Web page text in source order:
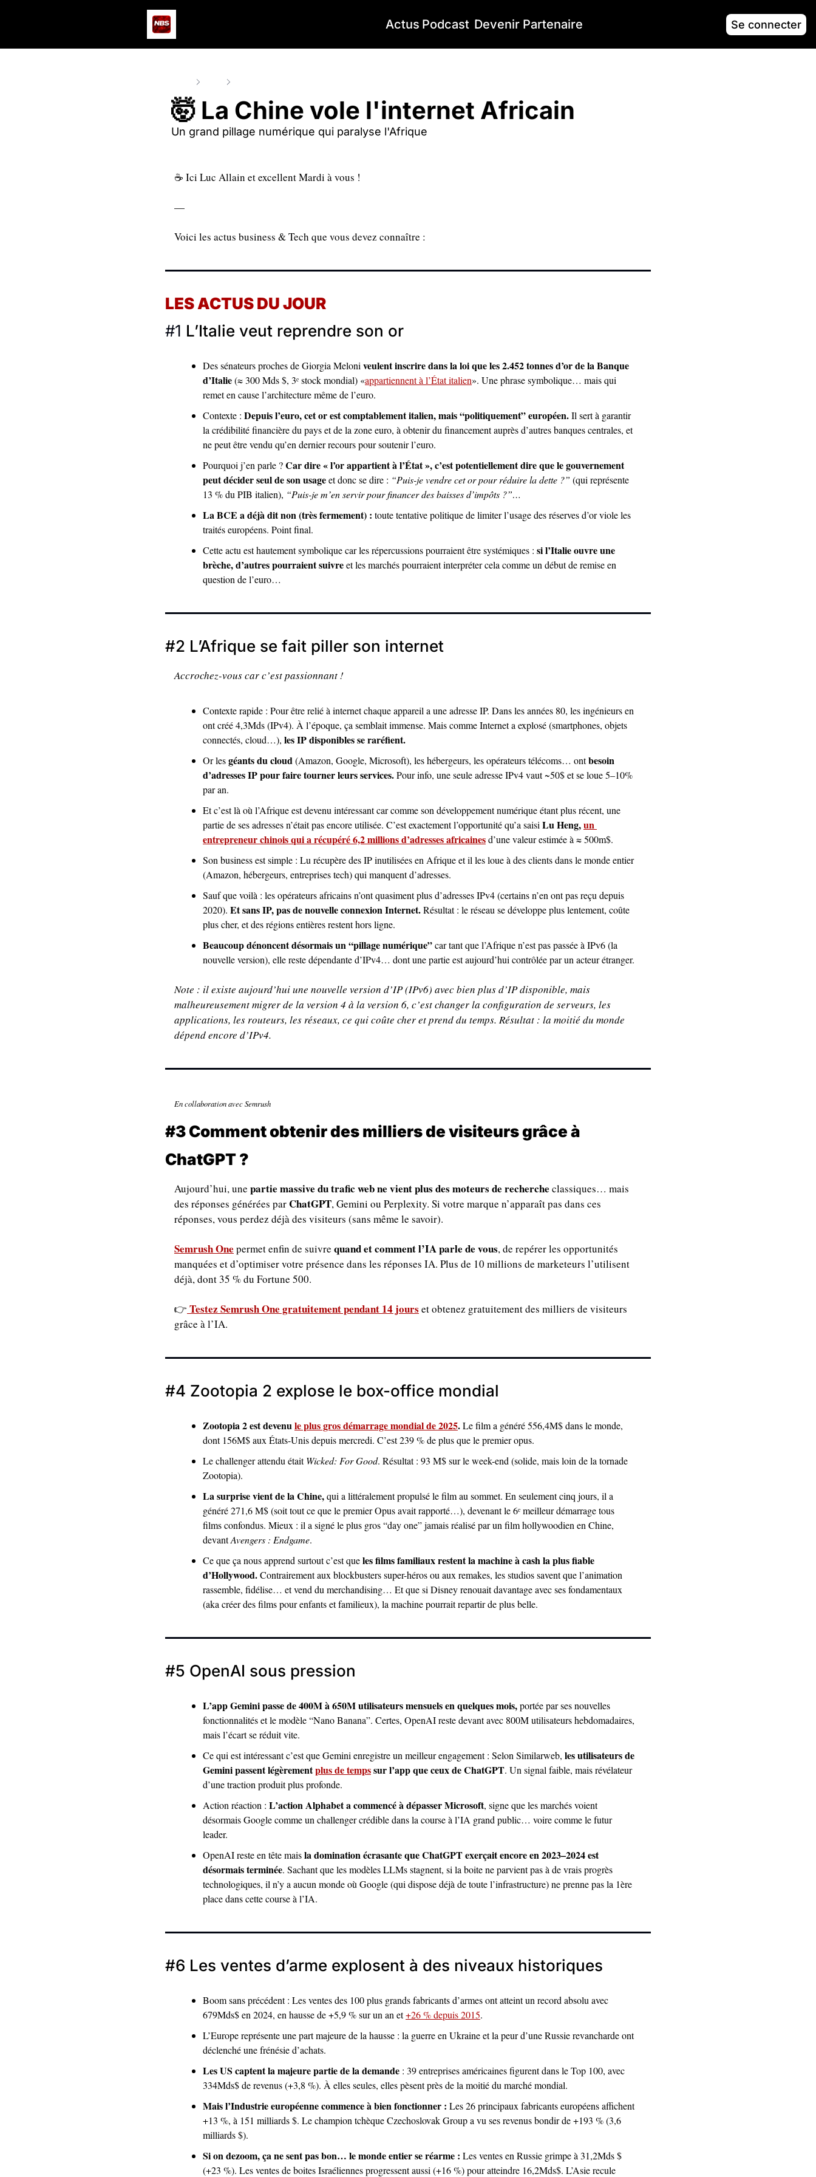
Actus Podcast Devenir Partenaire Se connecter
🤯 La Chine vole l'internet Africain
Un grand pillage numérique qui paralyse l'Afrique
☕ Ici Luc Allain et excellent Mardi à vous !
—
Voici les actus business & Tech que vous devez connaître :
LES ACTUS DU JOUR
#1 L’Italie veut reprendre son or
Des sénateurs proches de Giorgia Meloni veulent inscrire dans la loi que les 2.452 tonnes d’or de la Banque
d’Italie (≈ 300 Mds $, 3ᵉ stock mondial) «appartiennent à l’État italien». Une phrase symbolique… mais qui
remet en cause l’architecture même de l’euro.
Contexte : Depuis l’euro, cet or est comptablement italien, mais “politiquement” européen. Il sert à garantir
la crédibilité financière du pays et de la zone euro, à obtenir du financement auprès d’autres banques centrales, et
ne peut être vendu qu’en dernier recours pour soutenir l’euro.
Pourquoi j’en parle ? Car dire « l’or appartient à l’État », c’est potentiellement dire que le gouvernement
peut décider seul de son usage et donc se dire : “Puis-je vendre cet or pour réduire la dette ?” (qui représente
13 % du PIB italien), “Puis-je m’en servir pour financer des baisses d’impôts ?”…
La BCE a déjà dit non (très fermement) : toute tentative politique de limiter l’usage des réserves d’or viole les
traités européens. Point final.
Cette actu est hautement symbolique car les répercussions pourraient être systémiques : si l’Italie ouvre une
brèche, d’autres pourraient suivre et les marchés pourraient interpréter cela comme un début de remise en
question de l’euro…
#2 L’Afrique se fait piller son internet
Accrochez-vous car c’est passionnant !
Contexte rapide : Pour être relié à internet chaque appareil a une adresse IP. Dans les années 80, les ingénieurs en
ont créé 4,3Mds (IPv4). À l’époque, ça semblait immense. Mais comme Internet a explosé (smartphones, objets
connectés, cloud…), les IP disponibles se raréfient.
Or les géants du cloud (Amazon, Google, Microsoft), les hébergeurs, les opérateurs télécoms… ont besoin
d’adresses IP pour faire tourner leurs services. Pour info, une seule adresse IPv4 vaut ~50$ et se loue 5–10%
par an.
Et c’est là où l’Afrique est devenu intéressant car comme son développement numérique étant plus récent, une
partie de ses adresses n’était pas encore utilisée. C’est exactement l’opportunité qu’a saisi Lu Heng, un
entrepreneur chinois qui a récupéré 6,2 millions d’adresses africaines d’une valeur estimée à ≈ 500m$.
Son business est simple : Lu récupère des IP inutilisées en Afrique et il les loue à des clients dans le monde entier
(Amazon, hébergeurs, entreprises tech) qui manquent d’adresses.
Sauf que voilà : les opérateurs africains n’ont quasiment plus d’adresses IPv4 (certains n’en ont pas reçu depuis
2020). Et sans IP, pas de nouvelle connexion Internet. Résultat : le réseau se développe plus lentement, coûte
plus cher, et des régions entières restent hors ligne.
Beaucoup dénoncent désormais un “pillage numérique” car tant que l’Afrique n’est pas passée à IPv6 (la
nouvelle version), elle reste dépendante d’IPv4… dont une partie est aujourd’hui contrôlée par un acteur étranger.
Note : il existe aujourd’hui une nouvelle version d’IP (IPv6) avec bien plus d’IP disponible, mais
malheureusement migrer de la version 4 à la version 6, c’est changer la configuration de serveurs, les
applications, les routeurs, les réseaux, ce qui coûte cher et prend du temps. Résultat : la moitié du monde
dépend encore d’IPv4.
En collaboration avec Semrush
#3 Comment obtenir des milliers de visiteurs grâce à
ChatGPT ?
Aujourd’hui, une partie massive du trafic web ne vient plus des moteurs de recherche classiques… mais
des réponses générées par ChatGPT, Gemini ou Perplexity. Si votre marque n’apparaît pas dans ces
réponses, vous perdez déjà des visiteurs (sans même le savoir).
Semrush One permet enfin de suivre quand et comment l’IA parle de vous, de repérer les opportunités
manquées et d’optimiser votre présence dans les réponses IA. Plus de 10 millions de marketeurs l’utilisent
déjà, dont 35 % du Fortune 500.
👉 Testez Semrush One gratuitement pendant 14 jours et obtenez gratuitement des milliers de visiteurs
grâce à l’IA.
#4 Zootopia 2 explose le box-office mondial
Zootopia 2 est devenu le plus gros démarrage mondial de 2025. Le film a généré 556,4M$ dans le monde,
dont 156M$ aux États-Unis depuis mercredi. C’est 239 % de plus que le premier opus.
Le challenger attendu était Wicked: For Good. Résultat : 93 M$ sur le week-end (solide, mais loin de la tornade
Zootopia).
La surprise vient de la Chine, qui a littéralement propulsé le film au sommet. En seulement cinq jours, il a
généré 271,6 M$ (soit tout ce que le premier Opus avait rapporté…), devenant le 6ᵉ meilleur démarrage tous
films confondus. Mieux : il a signé le plus gros “day one” jamais réalisé par un film hollywoodien en Chine,
devant Avengers : Endgame.
Ce que ça nous apprend surtout c’est que les films familiaux restent la machine à cash la plus fiable
d’Hollywood. Contrairement aux blockbusters super-héros ou aux remakes, les studios savent que l’animation
rassemble, fidélise… et vend du merchandising… Et que si Disney renouait davantage avec ses fondamentaux
(aka créer des films pour enfants et familieux), la machine pourrait repartir de plus belle.
#5 OpenAI sous pression
L’app Gemini passe de 400M à 650M utilisateurs mensuels en quelques mois, portée par ses nouvelles
fonctionnalités et le modèle “Nano Banana”. Certes, OpenAI reste devant avec 800M utilisateurs hebdomadaires,
mais l’écart se réduit vite.
Ce qui est intéressant c’est que Gemini enregistre un meilleur engagement : Selon Similarweb, les utilisateurs de
Gemini passent légèrement plus de temps sur l’app que ceux de ChatGPT. Un signal faible, mais révélateur
d’une traction produit plus profonde.
Action réaction : L’action Alphabet a commencé à dépasser Microsoft, signe que les marchés voient
désormais Google comme un challenger crédible dans la course à l’IA grand public… voire comme le futur
leader.
OpenAI reste en tête mais la domination écrasante que ChatGPT exerçait encore en 2023–2024 est
désormais terminée. Sachant que les modèles LLMs stagnent, si la boite ne parvient pas à de vrais progrès
technologiques, il n’y a aucun monde où Google (qui dispose déjà de toute l’infrastructure) ne prenne pas la 1ère
place dans cette course à l’IA.
#6 Les ventes d’arme explosent à des niveaux historiques
Boom sans précédent : Les ventes des 100 plus grands fabricants d’armes ont atteint un record absolu avec
679Mds$ en 2024, en hausse de +5,9 % sur un an et +26 % depuis 2015.
L’Europe représente une part majeure de la hausse : la guerre en Ukraine et la peur d’une Russie revancharde ont
déclenché une frénésie d’achats.
Les US captent la majeure partie de la demande : 39 entreprises américaines figurent dans le Top 100, avec
334Mds$ de revenus (+3,8 %). À elles seules, elles pèsent près de la moitié du marché mondial.
Mais l’Industrie européenne commence à bien fonctionner : Les 26 principaux fabricants européens affichent
+13 %, à 151 milliards $. Le champion tchèque Czechoslovak Group a vu ses revenus bondir de +193 % (3,6
milliards $).
Si on dezoom, ça ne sent pas bon… le monde entier se réarme : Les ventes en Russie grimpe à 31,2Mds $
(+23 %). Les ventes de boites Israéliennes progressent aussi (+16 %) pour atteindre 16,2Mds$. L’Asie recule